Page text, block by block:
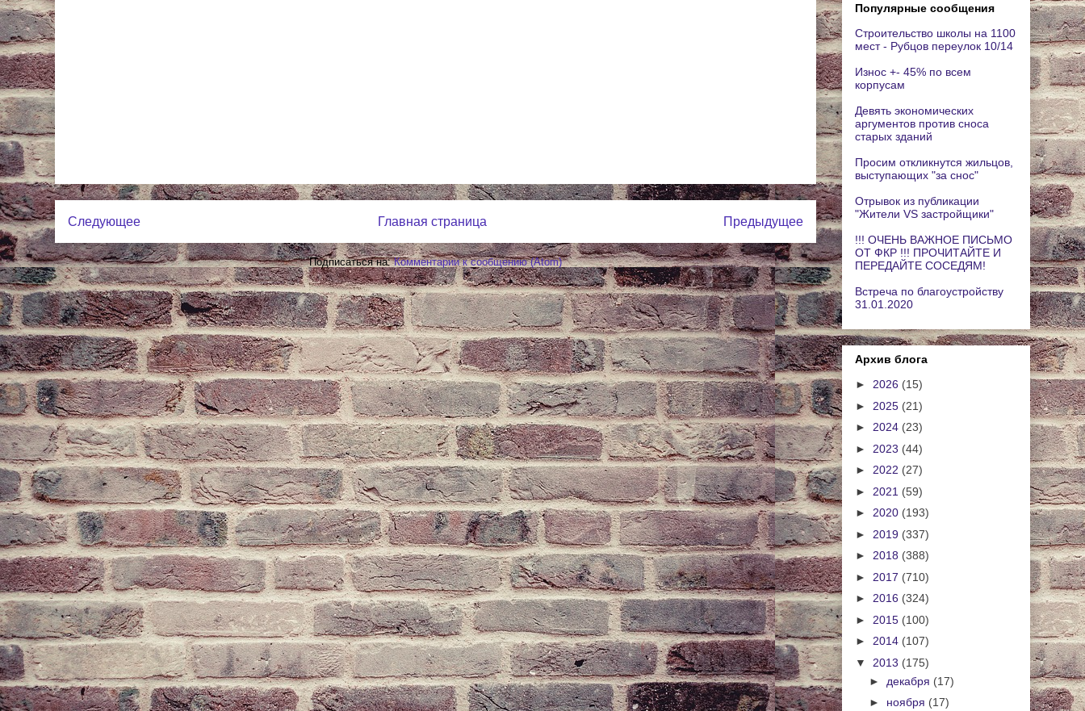
Следующее Предыдущее
Главная страница
Подписаться на:Комментарии к сообщению (Atom)
Популярные сообщения
Строительство школы на 1100
мест - Рубцов переулок 10/14
Износ +- 45% по всем
корпусам
Девять экономических
аргументов против сноса
старых зданий
Просим откликнутся жильцов,
выступающих "за снос"
Отрывок из публикации
"Жители VS застройщики"
!!! ОЧЕНЬ ВАЖНОЕ ПИСЬМО
ОТ ФКР !!! ПРОЧИТАЙТЕ И
ПЕРЕДАЙТЕ СОСЕДЯМ!
Встреча по благоустройству
31.01.2020
Архив блога
► 2026 (15)
► 2025 (21)
► 2024 (23)
► 2023 (44)
► 2022 (27)
► 2021 (59)
► 2020 (193)
► 2019 (337)
► 2018 (388)
► 2017 (710)
► 2016 (324)
► 2015 (100)
► 2014 (107)
▼ 2013 (175)
► декабря (17)
► ноября (17)